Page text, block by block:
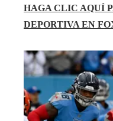
HAGA CLIC AQUÍ
DEPORTIVA EN